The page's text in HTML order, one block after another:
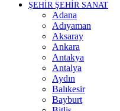
ŞEHİR ŞEHİR SANAT
Adana
Adıyaman
Aksaray
Ankara
Antakya
Antalya
Aydın
Balıkesir
Bayburt